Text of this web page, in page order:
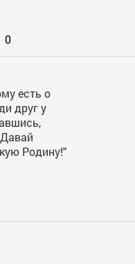
0
есть о
друг у
Родину!"